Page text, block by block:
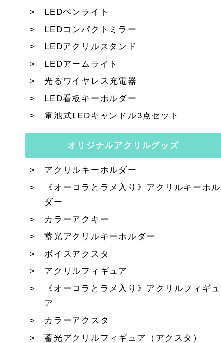
LEDペンライト
LEDコンパクトミラー
LEDアクリルスタンド
LEDアームライト
光るワイヤレス充電器
LED看板キーホルダー
電池式LEDキャンドル3点セット
オリジナルアクリルグッズ
アクリルキーホルダー
《オーロラとラメ入り》アクリルキーホル
ダー
カラーアクキー
蓄光アクリルキーホルダー
ボイスアクスタ
アクリルフィギュア
《オーロラとラメ入り》アクリルフィギュ
ア
カラーアクスタ
蓄光アクリルフィギュア（アクスタ）